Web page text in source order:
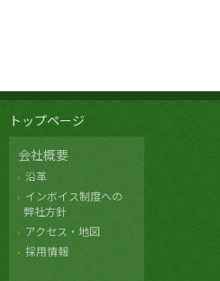
トップページ
会社概要
沿革
インボイス制度への
弊社方針
アクセス・地図
採用情報